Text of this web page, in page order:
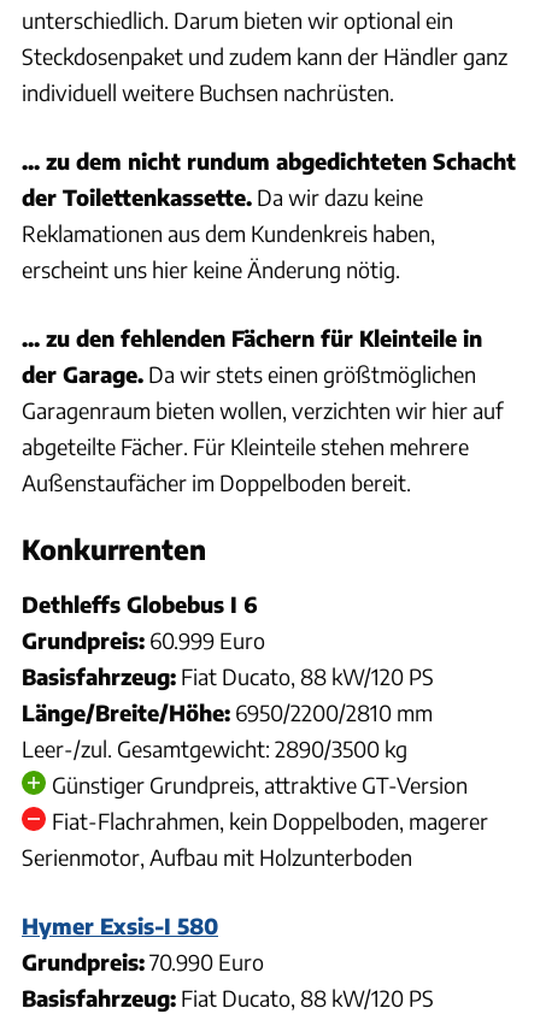
unterschiedlich. Darum bieten wir optional ein
Steckdosenpaket und zudem kann der Händler ganz
individuell weitere Buchsen nachrüsten.
... zu dem nicht rundum abgedichteten Schacht
der Toilettenkassette. Da wir dazu keine
Reklamationen aus dem Kundenkreis haben,
erscheint uns hier keine Änderung nötig.
... zu den fehlenden Fächern für Kleinteile in
der Garage. Da wir stets einen größtmöglichen
Garagenraum bieten wollen, verzichten wir hier auf
abgeteilte Fächer. Für Kleinteile stehen mehrere
Außenstaufächer im Doppelboden bereit.
Konkurrenten
Dethleffs Globebus I 6
Grundpreis: 60.999 Euro
Basisfahrzeug: Fiat Ducato, 88 kW/120 PS
Länge/Breite/Höhe: 6950/2200/2810 mm
Leer-/zul. Gesamtgewicht: 2890/3500 kg
Günstiger Grundpreis, attraktive GT-Version
Fiat-Flachrahmen, kein Doppelboden, magerer
Serienmotor, Aufbau mit Holzunterboden
Hymer Exsis-I 580
Grundpreis:70.990 Euro
Basisfahrzeug: Fiat Ducato, 88 kW/120 PS